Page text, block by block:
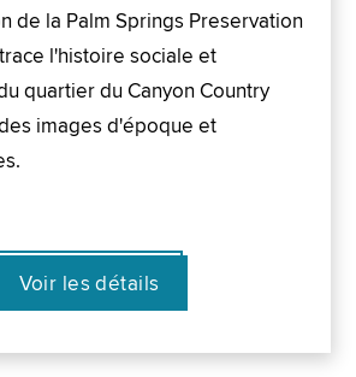
de la Palm Springs Preservation
l'histoire sociale et
quartier du Canyon Country
images d'époque et
Voir les détails